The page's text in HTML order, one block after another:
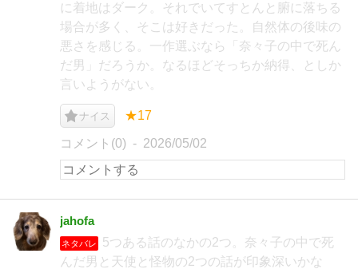
に着地はダーク。それでいてすとんと腑に落ちる
場合が多く、そこは好きだった。自然体の後味の
悪さを感じる。一作選ぶなら「奈々子の中で死ん
だ男」だろうか。なるほどそっちか納得、としか
言いようがない。
ナイス ★17
コメント(0) 2026/05/02
jahofa
ネタバレ
5つある話のなかの2つ。奈々子の中で死
んだ男と天使と怪物の2つの話が印象深いかな